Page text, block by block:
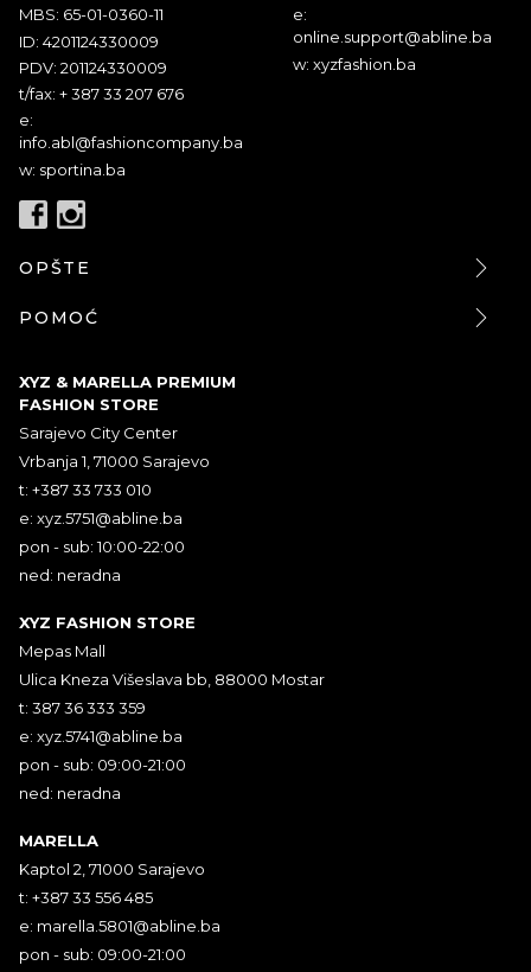
MBS: 65-01-0360-11
ID: 4201124330009
PDV: 201124330009
t/fax: + 387 33 207 676
e:
info.abl@fashioncompany.ba
w: sportina.ba
e:
online.support@abline.ba
w: xyzfashion.ba
OPŠTE
POMOĆ
XYZ & MARELLA PREMIUM
FASHION STORE
Sarajevo City Center
Vrbanja 1, 71000 Sarajevo
t: +387 33 733 010
e: xyz.5751@abline.ba
pon - sub: 10:00-22:00
ned: neradna
XYZ FASHION STORE
Mepas Mall
Ulica Kneza Višeslava bb, 88000 Mostar
t: 387 36 333 359
e: xyz.5741@abline.ba
pon - sub: 09:00-21:00
ned: neradna
MARELLA
Kaptol 2, 71000 Sarajevo
t: +387 33 556 485
e: marella.5801@abline.ba
pon - sub: 09:00-21:00